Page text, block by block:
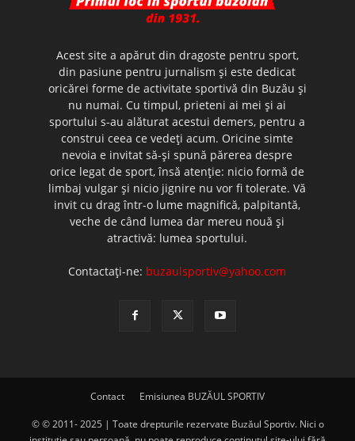
Acest site a apărut din dragoste pentru sport,
din pasiune pentru jurnalism şi este dedicat
oricărei forme de activitate sportivă din Buzău şi
nu numai. Cu timpul, prieteni ai mei şi ai
sportului s-au alăturat acestui demers, pentru a
construi ceea ce vedeţi acum. Oricine simte
nevoia e invitat să-şi spună părerea despre
orice legat de sport, însă atenţie: nicio formă de
limbaj vulgar şi nicio jignire nu vor fi tolerate. Vă
invit cu drag într-o lume magnifică, palpitantă,
veche de când lumea dar mereu nouă şi
atractivă: lumea sportului.
Contactați-ne: buzaulsportiv@yahoo.com
Contact Emisiunea BUZĂUL SPORTIV
© © 2011- 2025 | Toate drepturile rezervate Buzăul Sportiv. Nici o